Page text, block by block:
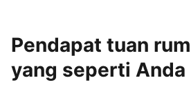
Pendapat tuan
yang seperti Anda